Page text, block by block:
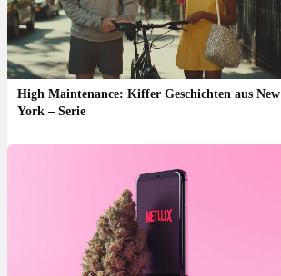
High Maintenance: Kiffer Geschichten aus New
York – Serie